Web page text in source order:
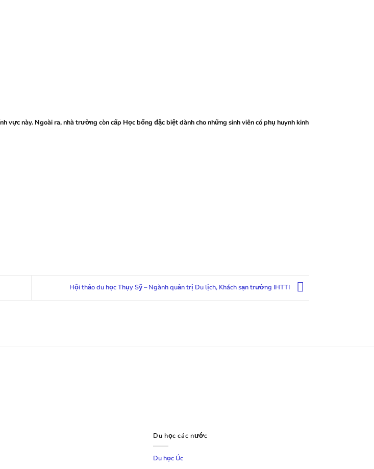
này. Ngoài ra, nhà trường còn cấp Học bổng đặc biệt dành cho những sinh viên có phụ huynh kinh
Hội thảo du học Thụy Sỹ – Ngành quản trị Du lịch, Khách sạn trường IHTTI
Du học các nước
Du học Úc